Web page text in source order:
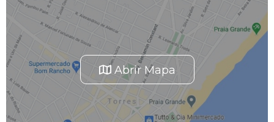
Abrir Mapa